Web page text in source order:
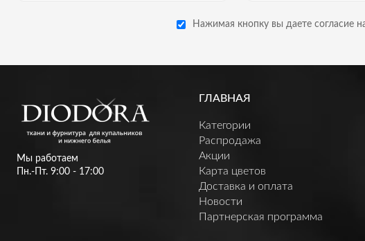
Нажимая кнопку вы даете согласие
Мы работаем
Пн.-Пт. 9:00 - 17:00
ГЛАВНАЯ
Категории
Распродажа
Акции
Карта цветов
Доставка и оплата
Новости
Партнерская программа